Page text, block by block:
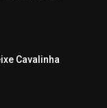
Cavalinha